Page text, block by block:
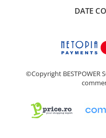
DATE
©Copyright BESTPOWER